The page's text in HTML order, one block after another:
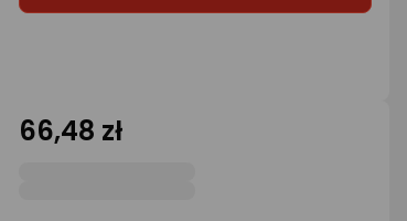
66,48 zł